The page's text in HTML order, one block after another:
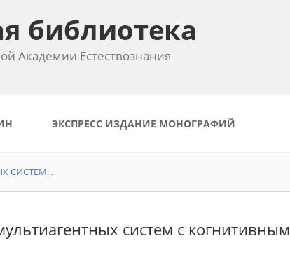
библиотека
Академии Естествознания
ЭКСПРЕСС ИЗДАНИЕ МОНОГРАФИЙ
СИСТЕМ...
систем с когнитивным